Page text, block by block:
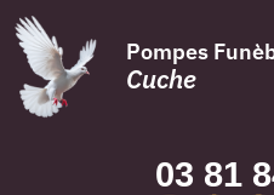
Pompes
Cuche
03 81